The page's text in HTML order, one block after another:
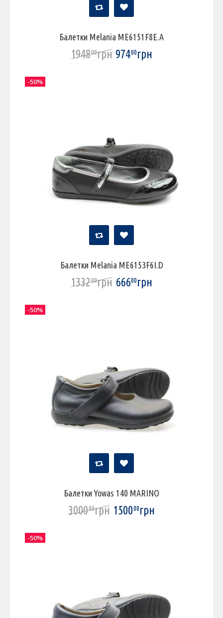
Балетки Melania ME6151F8E.A
194800грн 97400грн
Балетки Melania ME6153F6I.D
133200грн 66600грн
-50%
Балетки Yowas 140 MARINO
300000грн 150000грн
-50%
-50%